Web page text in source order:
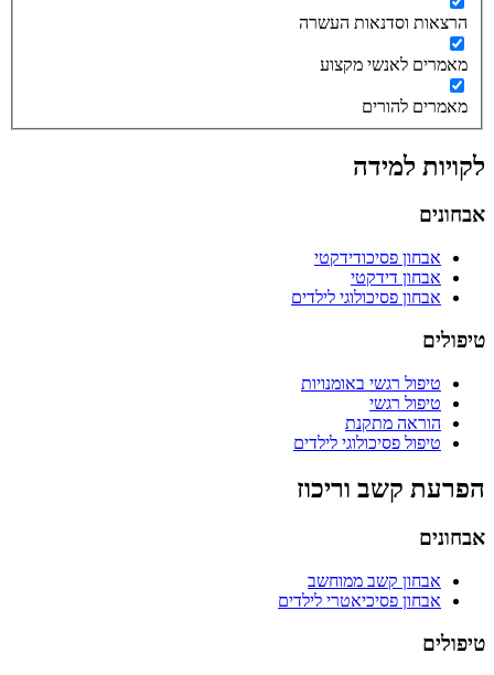
הרצאות וסדנאות העשרה
מאמרים לאנשי מקצוע
מאמרים להורים
לקויות למידה
אבחונים
אבחון פסיכודידקטי
אבחון דידקטי
אבחון פסיכולוגי לילדים
טיפולים
טיפול רגשי באומנויות
טיפול רגשי
הוראה מתקנת
טיפול פסיכולוגי לילדים
הפרעת קשב וריכוז
אבחונים
אבחון קשב ממוחשב
אבחון פסיכיאטרי לילדים
טיפולים